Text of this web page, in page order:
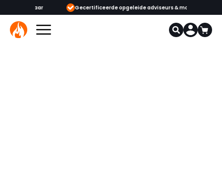
Gecertificeerde opgeleide adviseurs & monteurs